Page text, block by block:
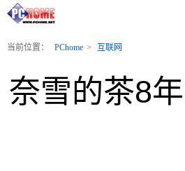
当前位置： PChome > 互联网
奈雪的茶8